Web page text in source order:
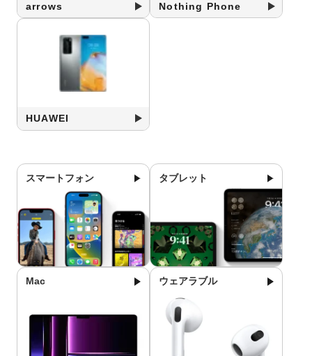
arrows Nothing Phone
HUAWEI
スマートフォン タブレット
Mac ウェアラブル